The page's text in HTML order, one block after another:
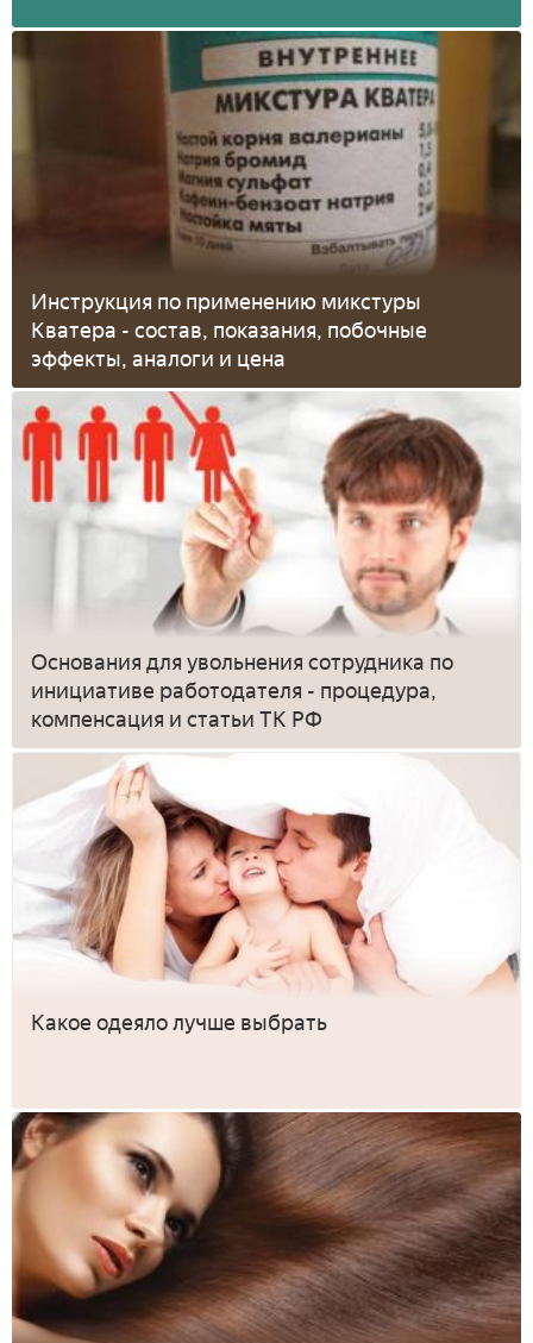
Инструкция по применению микстуры
Кватера - состав, показания, побочные
эффекты, аналоги и цена
Основания для увольнения сотрудника по
инициативе работодателя - процедура,
компенсация и статьи ТК РФ
Какое одеяло лучше выбрать